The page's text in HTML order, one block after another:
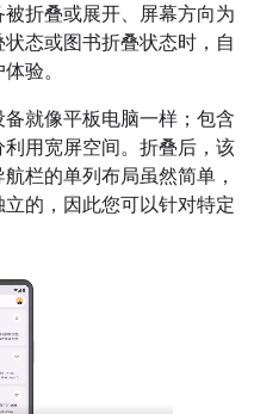
折叠或展开、屏幕方向为
态或图书折叠状态时，自
验。
就像平板电脑一样；包含
用宽屏空间。折叠后，该
栏的单列布局虽然简单，
的，因此您可以针对特定